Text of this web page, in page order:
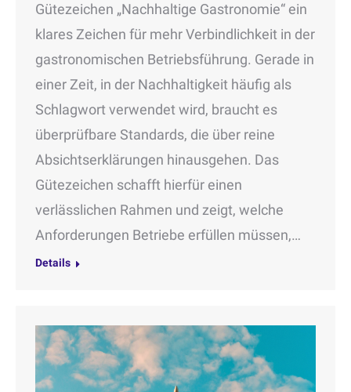
Gütezeichen „Nachhaltige Gastronomie“ ein
klares Zeichen für mehr Verbindlichkeit in der
gastronomischen Betriebsführung. Gerade in
einer Zeit, in der Nachhaltigkeit häufig als
Schlagwort verwendet wird, braucht es
überprüfbare Standards, die über reine
Absichtserklärungen hinausgehen. Das
Gütezeichen schafft hierfür einen
verlässlichen Rahmen und zeigt, welche
Anforderungen Betriebe erfüllen müssen,…
Details